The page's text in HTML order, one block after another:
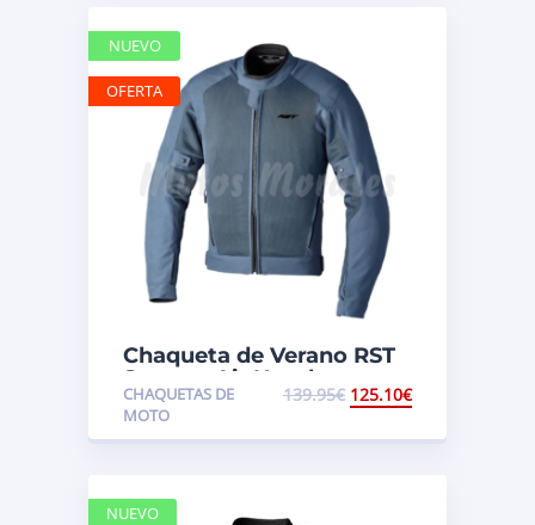
Chaqueta de Verano RST
Spectre Air Hombre
CHAQUETAS DE
MOTO
139.95€ 125.10€
NUEVO
OFERTA
NUEVO